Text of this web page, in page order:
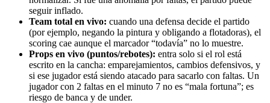
seguir inflado.
Team total en vivo: cuando una defensa decide el partido
(por ejemplo, negando la pintura y obligando a flotadoras), el
scoring cae aunque el marcador “todavía” no lo muestre.
Props en vivo (puntos/rebotes): entra solo si el rol está
escrito en la cancha: emparejamientos, cambios defensivos, y
si ese jugador está siendo atacado para sacarlo con faltas. Un
jugador con 2 faltas en el minuto 7 no es “mala fortuna”; es
riesgo de banca y de under.